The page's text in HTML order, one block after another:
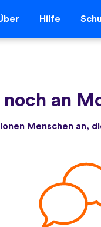
Hilfe
noch an
Menschen an,